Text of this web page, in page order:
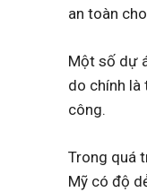
an toàn
Một số dự
do chính là
công.
Trong quá
Mỹ có độ